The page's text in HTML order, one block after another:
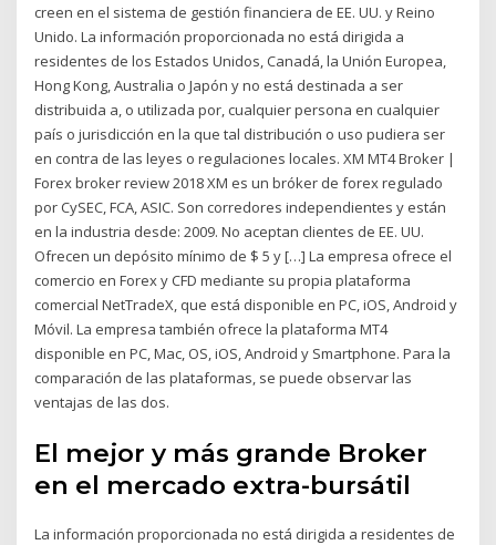
creen en el sistema de gestión financiera de EE. UU. y Reino
Unido. La información proporcionada no está dirigida a
residentes de los Estados Unidos, Canadá, la Unión Europea,
Hong Kong, Australia o Japón y no está destinada a ser
distribuida a, o utilizada por, cualquier persona en cualquier
país o jurisdicción en la que tal distribución o uso pudiera ser
en contra de las leyes o regulaciones locales. XM MT4 Broker |
Forex broker review 2018 XM es un bróker de forex regulado
por CySEC, FCA, ASIC. Son corredores independientes y están
en la industria desde: 2009. No aceptan clientes de EE. UU.
Ofrecen un depósito mínimo de $ 5 y […] La empresa ofrece el
comercio en Forex y CFD mediante su propia plataforma
comercial NetTradeX, que está disponible en PC, iOS, Android y
Móvil. La empresa también ofrece la plataforma MT4
disponible en PC, Mac, OS, iOS, Android y Smartphone. Para la
comparación de las plataformas, se puede observar las
ventajas de las dos.
El mejor y más grande Broker
en el mercado extra-bursátil
La información proporcionada no está dirigida a residentes de